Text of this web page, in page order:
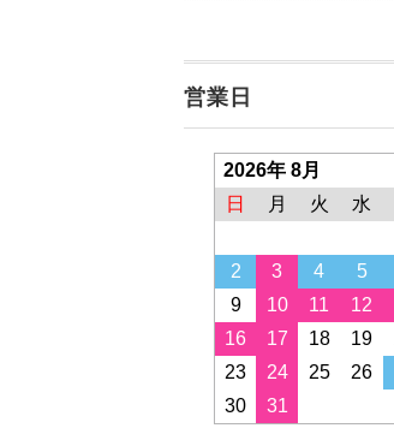
営業日
2026年 8月
日
月 火 水
2
3 4 5
9
10 11 12
16
17 18 19
23
24 25 26
30
31